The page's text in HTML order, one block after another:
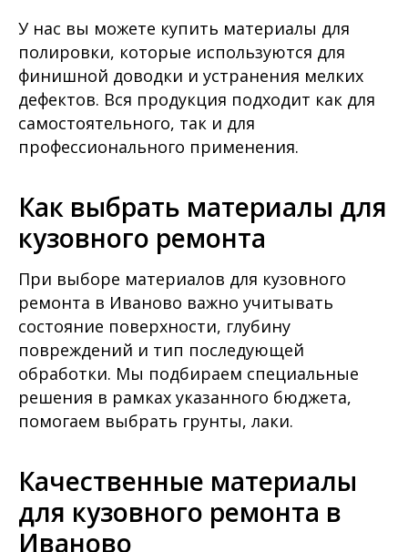
У нас вы можете купить материалы для
полировки, которые используются для
финишной доводки и устранения мелких
дефектов. Вся продукция подходит как для
самостоятельного, так и для
профессионального применения.
Как выбрать материалы для
кузовного ремонта
При выборе материалов для кузовного
ремонта в Иваново важно учитывать
состояние поверхности, глубину
повреждений и тип последующей
обработки. Мы подбираем специальные
решения в рамках указанного бюджета,
помогаем выбрать грунты, лаки.
Качественные материалы
для кузовного ремонта в
Иваново